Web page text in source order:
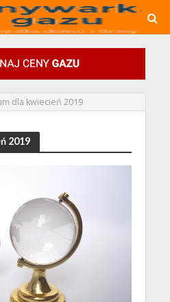
dla kwiecień 2019
2019